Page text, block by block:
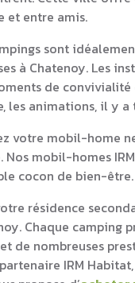
et entre amis.
sont
à Chatenoy. Les
de
les animations, il y
votre mobil-home
Nos mobil-homes
cocon de bien-être.
résidence
Chaque camping
de nombreuses
IRM